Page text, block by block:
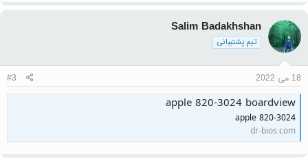
Salim Badakhshan
تیم پشتیبانی
18 می 2022 #3
apple 820-3024 boardview
apple 820-3024
dr-bios.com